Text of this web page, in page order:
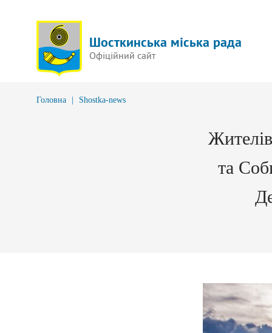
Шосткинська міська рада
Офіційний сайт
Головна Shostka-news
та